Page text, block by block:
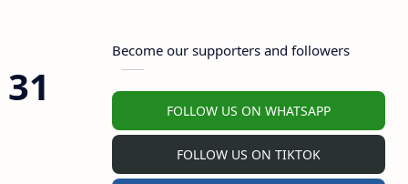
Become our supporters and followers
FOLLOW US ON WHATSAPP
FOLLOW US ON TIKTOK